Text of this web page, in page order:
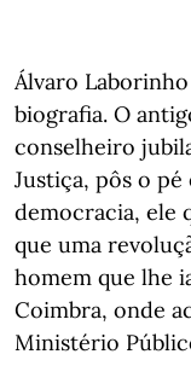
Álvaro
biografia. O
conselheiro
Justiça, pôs o
democracia, ele
que uma
homem que lhe
Coimbra, onde
Ministério